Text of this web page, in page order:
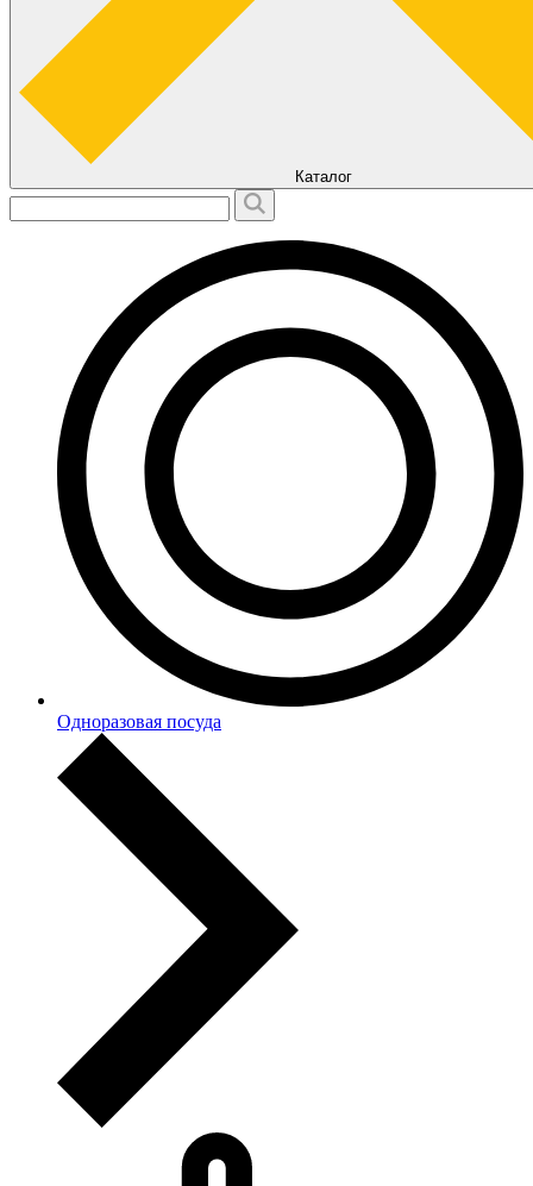
Каталог
Одноразовая посуда